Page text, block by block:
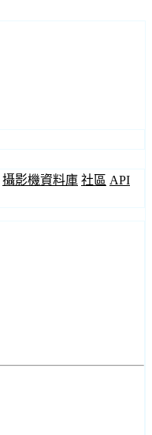
攝影機資料庫 社區 API